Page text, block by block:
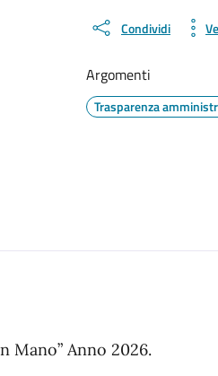
Condividi
Argomenti
Trasparenza
Mano” Anno 2026.